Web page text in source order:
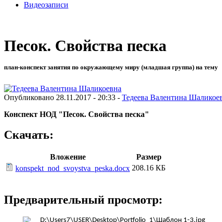
Видеозаписи
Песок. Свойства песка
план-конспект занятия по окружающему миру (младшая группа) на тему
Опубликовано 28.11.2017 - 20:33 - Тедеева Валентина
Конспект НОД "Песок. Свойства песка"
Скачать:
Вложение
Размер
konspekt_nod_svoystva_peska.docx 208.16 КБ
Предварительный просмотр: